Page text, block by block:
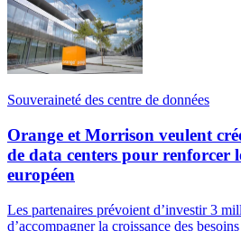
Souveraineté des centre de données
Orange et Morrison veulent
de data centers pour renforcer
européen
Les partenaires prévoient d’investir 3
d’accompagner la croissance des